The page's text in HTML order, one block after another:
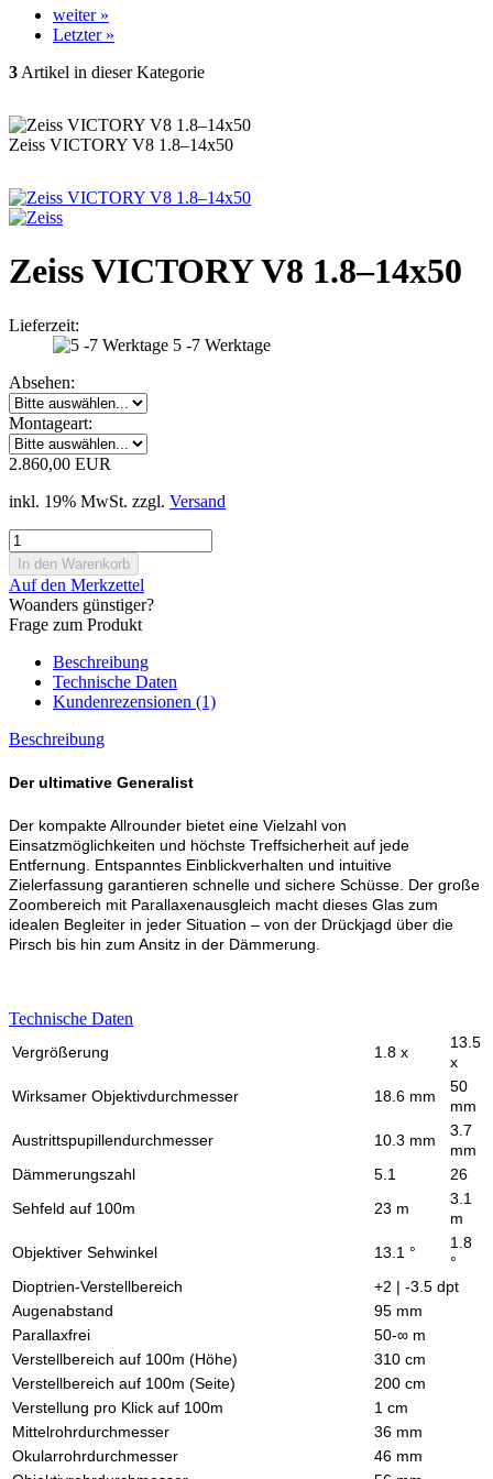
weiter »
Letzter »
3 Artikel in dieser Kategorie
Zeiss VICTORY V8 1.8–14x50
Zeiss VICTORY V8 1.8–14x50
Lieferzeit:
5 -7 Werktage
Absehen:
Montageart:
2.860,00 EUR
inkl. 19% MwSt. zzgl. Versand
Auf den Merkzettel
Woanders günstiger?
Frage zum Produkt
Beschreibung
Technische Daten
Kundenrezensionen (1)
Beschreibung
Der ultimative Generalist
Der kompakte Allrounder bietet eine Vielzahl von
Einsatzmöglichkeiten und höchste Treffsicherheit auf jede
Entfernung. Entspanntes Einblickverhalten und intuitive
Zielerfassung garantieren schnelle und sichere Schüsse. Der große
Zoombereich mit Parallaxenausgleich macht dieses Glas zum
idealen Begleiter in jeder Situation – von der Drückjagd über die
Pirsch bis hin zum Ansitz in der Dämmerung.
Technische Daten
Vergrößerung 1.8 x
13.5
x
Wirksamer Objektivdurchmesser
18.6 mm
50
mm
Austrittspupillendurchmesser
10.3 mm
3.7
mm
Dämmerungszahl
5.1
26
Sehfeld auf 100m
23 m
3.1
m
Objektiver Sehwinkel
13.1 °
1.8
°
Dioptrien-Verstellbereich
+2 | -3.5 dpt
Augenabstand
95 mm
Parallaxfrei
50-∞ m
Verstellbereich auf 100m (Höhe)
310 cm
Verstellbereich auf 100m (Seite)
200 cm
Verstellung pro Klick auf 100m
1 cm
Mittelrohrdurchmesser
36 mm
Okularrohrdurchmesser
46 mm